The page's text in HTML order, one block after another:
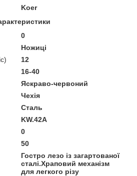
Koer
0
Ножиці
12
16-40
Яскраво-червоний
Чехія
Сталь
KW.42А
0
50
Гостро лезо із загартованої
сталі.Храповий механізм
для легкого різу